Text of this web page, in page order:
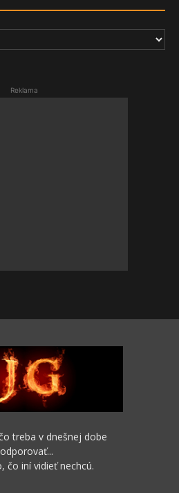
Reklama
treba v dnešnej dobe
čo iní vidieť nechcú.